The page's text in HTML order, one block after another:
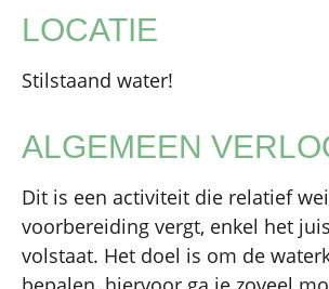
LOCATIE
Stilstaand water!
ALGEMEEN
Dit is een activiteit die relatief
voorbereiding vergt, enkel het
volstaat. Het doel is om de